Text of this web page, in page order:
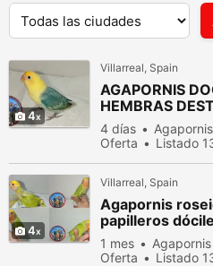
4
Villarreal, Spain
AGAPORNIS
HEMBRAS
SEXADAS POR
4 días Agapornis
Oferta
Listado
4
Villarreal, Spain
Agapornis
papilleros
destetados de
1 mes Agapornis
Oferta
Listado